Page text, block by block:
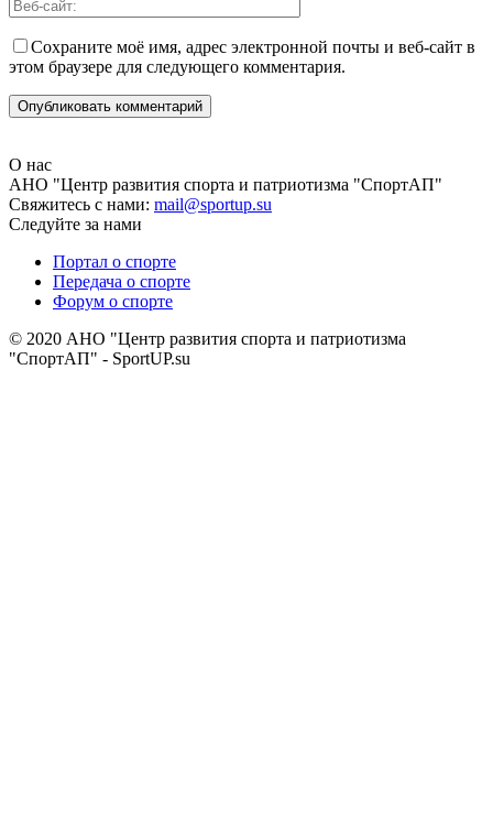
Сохраните моё имя, адрес электронной почты и веб-сайт в
этом браузере для следующего комментария.
О нас
АНО "Центр развития спорта и патриотизма "СпортАП"
Свяжитесь с нами: mail@sportup.su
Следуйте за нами
Портал о спорте
Передача о спорте
Форум о спорте
© 2020 АНО "Центр развития спорта и патриотизма
"СпортАП" - SportUP.su